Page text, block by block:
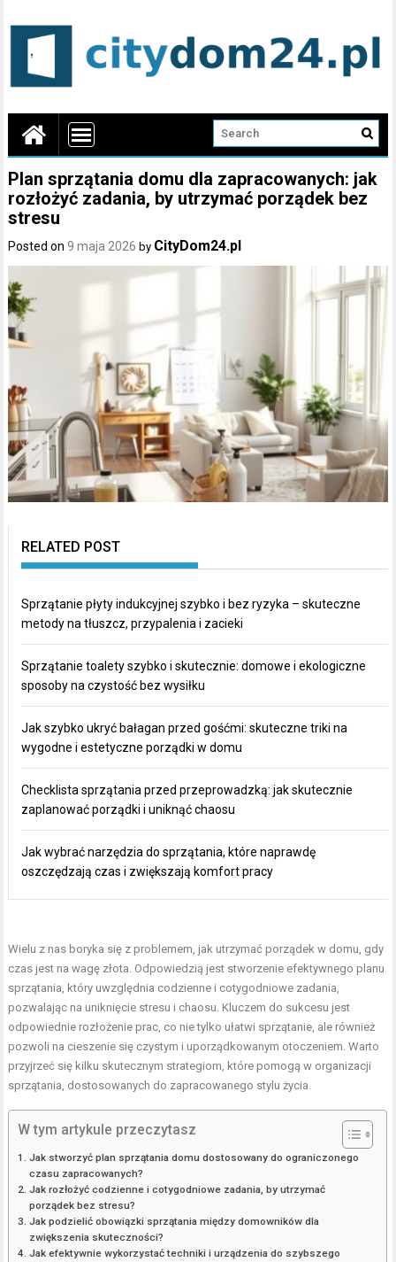
Plan sprzątania domu dla zapracowanych: jak
rozłożyć zadania, by utrzymać porządek bez
stresu
Posted on9 maja 2026 by CityDom24.pl
RELATED POST
Sprzątanie płyty indukcyjnej szybko i bez ryzyka – skuteczne
metody na tłuszcz, przypalenia i zacieki
Sprzątanie toalety szybko i skutecznie: domowe i ekologiczne
sposoby na czystość bez wysiłku
Jak szybko ukryć bałagan przed gośćmi: skuteczne triki na
wygodne i estetyczne porządki w domu
Checklista sprzątania przed przeprowadzką: jak skutecznie
zaplanować porządki i uniknąć chaosu
Jak wybrać narzędzia do sprzątania, które naprawdę
oszczędzają czas i zwiększają komfort pracy
Wielu z nas boryka się z problemem, jak utrzymać porządek w domu, gdy
czas jest na wagę złota. Odpowiedzią jest stworzenie efektywnego planu
sprzątania, który uwzględnia codzienne i cotygodniowe zadania,
pozwalając na uniknięcie stresu i chaosu. Kluczem do sukcesu jest
odpowiednie rozłożenie prac, co nie tylko ułatwi sprzątanie, ale również
pozwoli na cieszenie się czystym i uporządkowanym otoczeniem. Warto
przyjrzeć się kilku skutecznym strategiom, które pomogą w organizacji
sprzątania, dostosowanych do zapracowanego stylu życia.
W tym artykule przeczytasz
Jak stworzyć plan sprzątania domu dostosowany do ograniczonego
czasu zapracowanych?
Jak rozłożyć codzienne i cotygodniowe zadania, by utrzymać
porządek bez stresu?
Jak podzielić obowiązki sprzątania między domowników dla
zwiększenia skuteczności?
Jak efektywnie wykorzystać techniki i urządzenia do szybszego